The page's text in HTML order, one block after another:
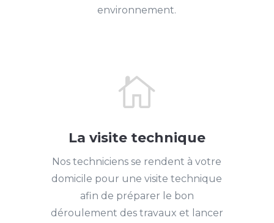
environnement.

La visite technique
Nos techniciens se rendent à votre
domicile pour une visite technique
afin de préparer le bon
déroulement des travaux et lancer